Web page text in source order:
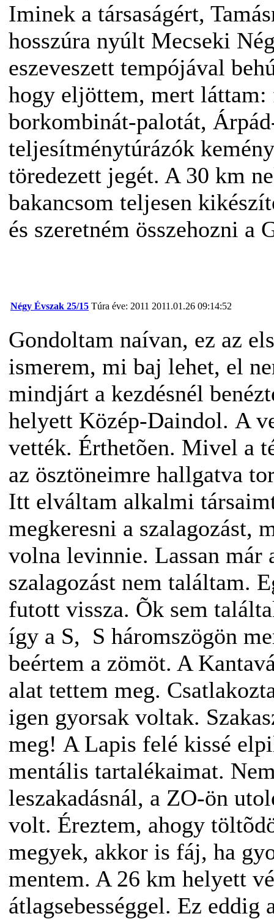
Iminek a társaságért,
hosszúra nyúlt Mecseki
eszeveszett tempójával
hogy eljöttem, mert láttam:
borkombinát-palotát,
teljesítménytúrázók
töredezett jegét. A 30 km
bakancsom teljesen
és szeretném összehozni a
Négy Évszak 25/15 Túra éve: 2011 2011.01.26 09:14:52
Gondoltam naívan, ez az
ismerem, mi baj lehet, el
mindjárt a kezdésnél
helyett Közép-Daindol. A
vették. Érthetõen. Mivel a
az ösztöneimre hallgatva
Itt elváltam alkalmi
megkeresni a szalagozást,
volna levinnie. Lassan már
szalagozást nem találtam.
futott vissza. Õk sem
így a S, S háromszögön
beértem a zömöt. A
alat tettem meg.
igen gyorsak voltak.
meg! A Lapis felé kissé
mentális tartalékaimat.
leszakadásnál, a ZO-ön
volt. Éreztem, ahogy
megyek, akkor is fáj, ha
mentem. A 26 km helyett
átlagsebességgel. Ez